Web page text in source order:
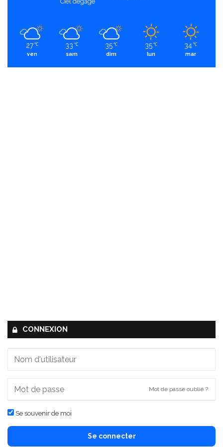
27 ℃
ven
33 ℃
sam
35 ℃
dim
35 ℃
lun
34 ℃
mar
CONNEXION
Mot de passe oublié ?
Se souvenir de moi
Se connecter